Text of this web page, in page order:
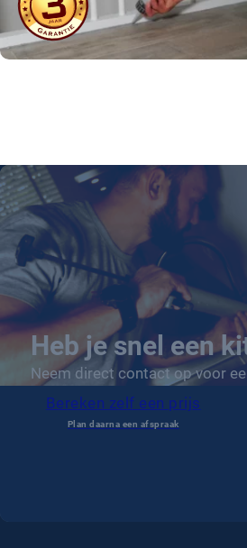
Heb je snel een
Neem direct contact op voor
Bereken zelf een prijs